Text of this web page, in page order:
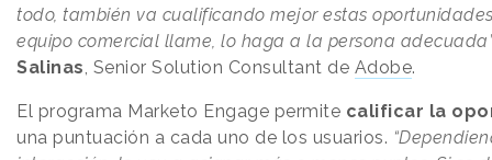
todo, también va cualificando mejor estas
equipo comercial llame, lo haga a la persona
Salinas , Senior Solution Consultant de Adobe.
El programa Marketo Engage permite calificar la
una puntuación a cada uno de los usuarios.